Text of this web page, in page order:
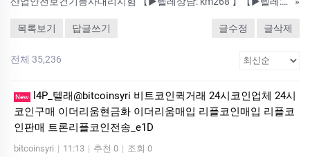
목록보기 답글쓰기 글수정 글삭제
전체 35,236
New
l4P_텔래@bitcoinsyri 비트코인퀵거래 24시코인업체 24시
코인구매 이더리움현금화 이더리움매입 리플코인매입 리플코
인판매 트론리플코인전송_e1D
bitcoinsyri | 11:13 | 추천 0 | 조회 0